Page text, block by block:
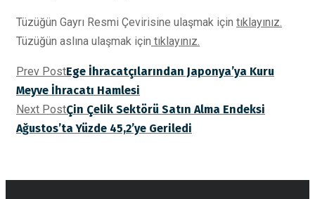
Tüzüğün Gayrı Resmi Çevirisine ulaşmak için tıklayınız.
Tüzüğün aslına ulaşmak için tıklayınız.
Prev PostEge İhracatçılarından Japonya’ya Kuru
Meyve İhracatı Hamlesi
Next PostÇin Çelik Sektörü Satın Alma Endeksi
Ağustos’ta Yüzde 45,2’ye Geriledi